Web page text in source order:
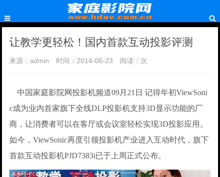
让教学更轻松！国内首款互动投影评测
来源：admin 时间：2014-06-23 阅读： 次
中国家庭影院网投影机频道09月21日 记得年初ViewSoni
c成为业内首家旗下全线DLP投影机支持3D显示功能的厂
商，让消费者可以在客厅或会议室轻松实现3D投影应用。
如今，ViewSonic再度引领投影机产业进入互动时代，旗下
首款互动投影机PJD7383i已于上周正式公布。